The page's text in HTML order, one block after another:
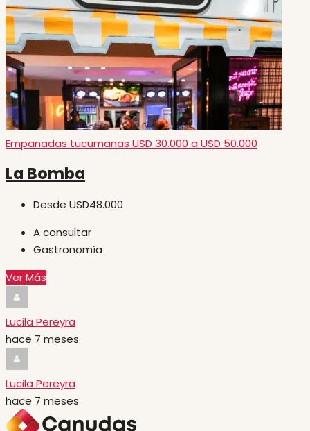
Empanadas tucumanas USD 30.000 a USD 50.000
La Bomba
Desde USD48.000
A consultar
Gastronomía
Ver Más
Lucila Pereyra
hace 7 meses
Lucila Pereyra
hace 7 meses